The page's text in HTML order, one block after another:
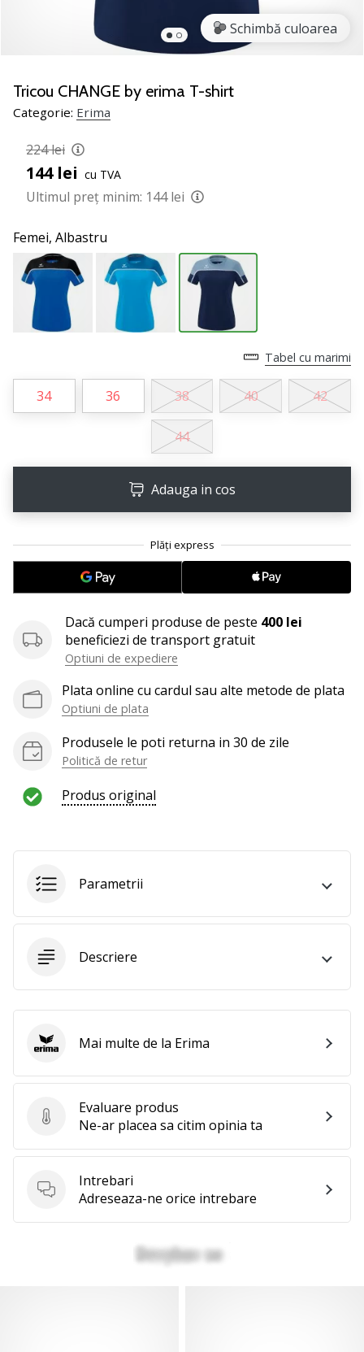
de
Crăciun
jucătorii
de
ne
să
te
ajutăm
să
alegi
Găsesti
pantofi,
2 min. de lectura
brandului
de
volei
un
fan
voleiului
ca
și
noi?
nouă
Ambasador
brandului.
Afiseaza
toate
articolele
Schimbă culoarea
Tricou CHANGE by erima T-shirt
Categorie: Erima
224 lei
144 lei cu TVA
Ultimul preț minim: 144 lei
Femei, Albastru
Tabel cu marimi
34 36 38 40 42
44
Adauga in cos
Dacă cumperi produse de peste 400 lei
beneficiezi de transport gratuit
Optiuni de expediere
Plata online cu cardul sau alte metode de plata
Optiuni de plata
Produsele le poti returna in 30 de zile
Politică de retur
Produs original
Parametrii
Descriere
Evaluare produs
Evaluare produs
Ne-ar placea sa citim opinia ta
Intrebari
Intrebari
Adreseaza-ne orice intrebare
ErimaMai multe de la Erima